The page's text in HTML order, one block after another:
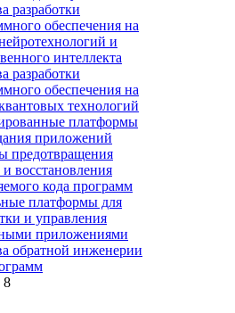
разработки
обеспечения на
и
интеллекта
разработки
обеспечения на
технологий
платформы
приложений
предотвращения
и восстановления
кода программ
платформы для
и управления
приложениями
обратной инженерии